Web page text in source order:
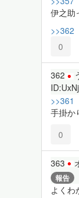
伊之助
>>362
0
362
>>361
手掛か
0
363
報告
よくわ